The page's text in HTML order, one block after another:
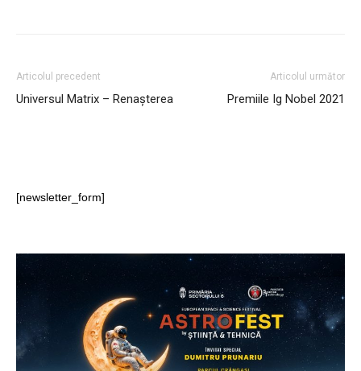
Articolul precedent
Universul Matrix – Renașterea
Articolul următor
Premiile Ig Nobel 2021
[newsletter_form]